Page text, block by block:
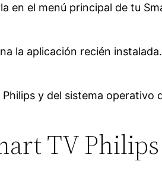
en el menú principal de tu
la aplicación recién instalada.
y del sistema operativo
TV